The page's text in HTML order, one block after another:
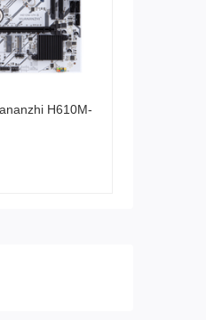
H610M-